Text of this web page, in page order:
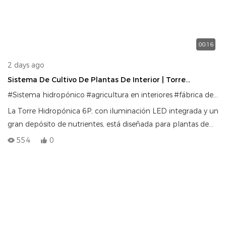
00:16
2 days ago
Sistema De Cultivo De Plantas De Interior | Torre
Hidropónica 6P Con Iluminación
#Sistema hidropónico #agricultura en interiores#fábrica de plantas
La Torre Hidropónica 6P, con iluminación LED integrada y un
gran depósito de nutrientes, está diseñada para plantas de
interior. Compacta, eficiente y fácil de usar, permite el cultivo
554 0